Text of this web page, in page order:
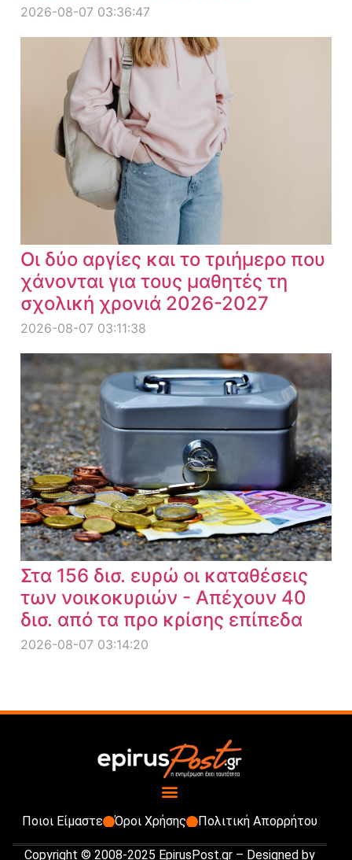
2026-08-07 03:36:47
Οι δύο αργίες και το τριήμερο που
χάνονται για τους μαθητές τη
σχολική χρονιά 2026-2027
2026-08-07 03:11:38
Στα 156 δισ. ευρώ οι καταθέσεις
των νοικοκυριών - Απέχουν 40
δισ. από τα προ κρίσης επίπεδα
2026-08-07 03:14:20
Ποιοι Είμαστε Όροι Χρήσης Πολιτική Απορρήτου
Copyright © 2008-2025 EpirusPost.gr – Designed by